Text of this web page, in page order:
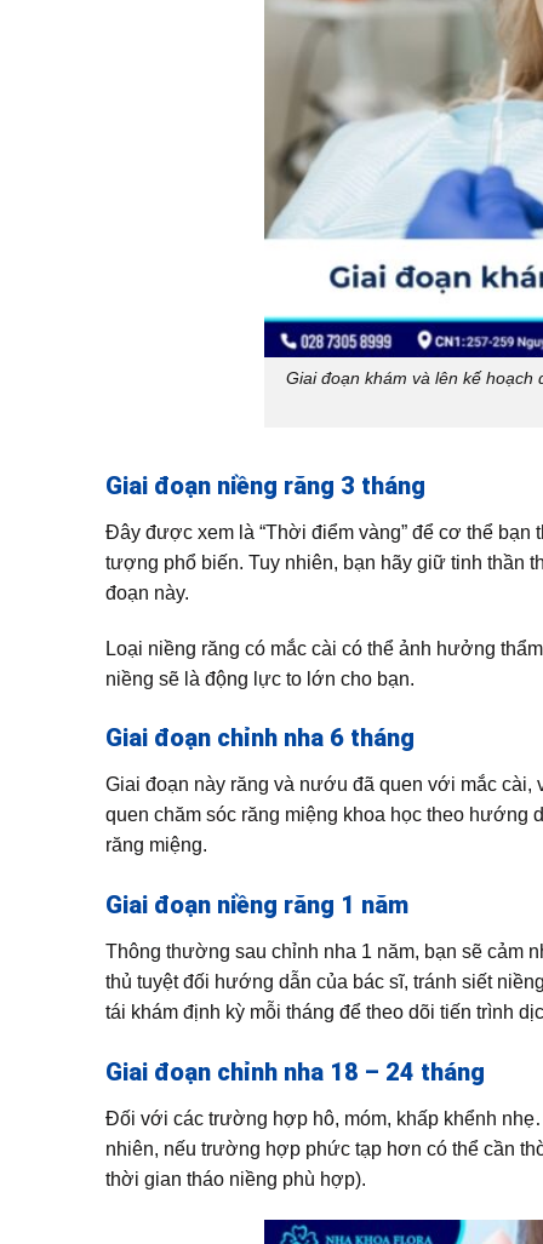
Giai đoạn khám và lên kế hoạch
Giai đoạn niềng răng 3 tháng
Đây được xem là “Thời điểm vàng” để cơ thể
tượng phổ biến. Tuy nhiên, bạn hãy giữ tinh thần
đoạn này.
Loại niềng răng có mắc cài có thể ảnh hưởng
niềng sẽ là động lực to lớn cho bạn.
Giai đoạn chỉnh nha 6 tháng
Giai đoạn này răng và nướu đã quen với mắc cài,
quen chăm sóc răng miệng khoa học theo hướng
răng miệng.
Giai đoạn niềng răng 1 năm
Thông thường sau chỉnh nha 1 năm, bạn sẽ cảm
thủ tuyệt đối hướng dẫn của bác sĩ, tránh siết
tái khám định kỳ mỗi tháng để theo dõi tiến trình
Giai đoạn chỉnh nha 18 – 24 tháng
Đối với các trường hợp hô, móm, khấp khểnh
nhiên, nếu trường hợp phức tạp hơn có thể cần
thời gian tháo niềng phù hợp).